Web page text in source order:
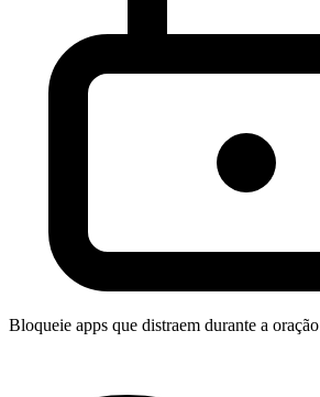
Bloqueie apps que distraem durante a oração